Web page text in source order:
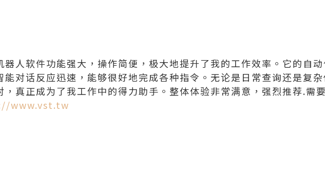
器人软件功能强大，操作简便，极大地提升了我的工作效率。它的自
能对话反应迅速，能够很好地完成各种指令。无论是日常查询还是复
，真正成为了我工作中的得力助手。整体体验非常满意，强烈推荐.需
www.vst.tw